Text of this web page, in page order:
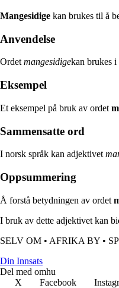
Mangesidige kan brukes til å
Anvendelse
Ordetmangesidigekan brukes i
Eksempel
Et eksempel på bruk av ordet
Sammensatte ord
I norsk språk kan adjektivet
Oppsummering
Å forstå betydningen av ordet
I bruk av dette adjektivet kan
SELV OM • AFRIKA BY •
Din Innsats
Del med omhu
X
Facebook